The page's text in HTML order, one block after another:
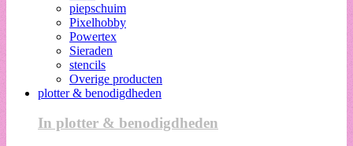
piepschuim
Pixelhobby
Powertex
Sieraden
stencils
Overige producten
plotter & benodigdheden
In plotter & benodigdheden